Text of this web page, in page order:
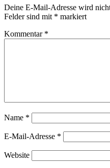
Deine E-Mail-Adresse wird
Felder sind mit * markiert
Kommentar *
Name *
E-Mail-Adresse *
Website